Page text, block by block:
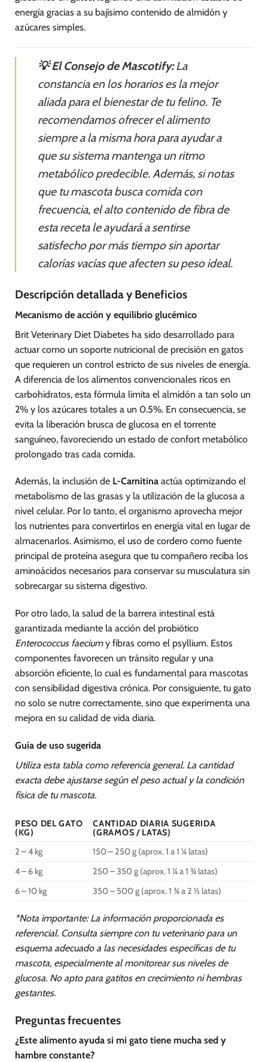
energía gracias a su bajísimo contenido de almidón y
azúcares simples.
💡 El Consejo de Mascotify:La
constancia en los horarios es la mejor
aliada para el bienestar de tu felino. Te
recomendamos ofrecer el alimento
siempre a la misma hora para ayudar a
que su sistema mantenga un ritmo
metabólico predecible. Además, si notas
que tu mascota busca comida con
frecuencia, el alto contenido de fibra de
esta receta le ayudará a sentirse
satisfecho por más tiempo sin aportar
calorías vacías que afecten su peso ideal.
Descripción detallada y Beneficios
Mecanismo de acción y equilibrio glucémico
Brit Veterinary Diet Diabetes ha sido desarrollado para
actuar como un soporte nutricional de precisión en gatos
que requieren un control estricto de sus niveles de energía.
A diferencia de los alimentos convencionales ricos en
carbohidratos, esta fórmula limita el almidón a tan solo un
2% y los azúcares totales a un 0.5%. En consecuencia, se
evita la liberación brusca de glucosa en el torrente
sanguíneo, favoreciendo un estado de confort metabólico
prolongado tras cada comida.
Además, la inclusión de L-Carnitina actúa optimizando el
metabolismo de las grasas y la utilización de la glucosa a
nivel celular. Por lo tanto, el organismo aprovecha mejor
los nutrientes para convertirlos en energía vital en lugar de
almacenarlos. Asimismo, el uso de cordero como fuente
principal de proteína asegura que tu compañero reciba los
aminoácidos necesarios para conservar su musculatura sin
sobrecargar su sistema digestivo.
Por otro lado, la salud de la barrera intestinal está
garantizada mediante la acción del probiótico
Enterococcus faeciumy fibras como el psyllium. Estos
componentes favorecen un tránsito regular y una
absorción eficiente, lo cual es fundamental para mascotas
con sensibilidad digestiva crónica. Por consiguiente, tu gato
no solo se nutre correctamente, sino que experimenta una
mejora en su calidad de vida diaria.
Guía de uso sugerida
Utiliza esta tabla como referencia general. La cantidad
exacta debe ajustarse según el peso actual y la condición
física de tu mascota.
PESO DEL GATO
(KG)
CANTIDAD DIARIA SUGERIDA
(GRAMOS / LATAS)
2 – 4 kg
150 – 250 g (aprox. 1 a 1 ¼ latas)
4 – 6 kg
250 – 350 g (aprox. 1 ¼ a 1 ¾ latas)
6 – 10 kg
350 – 500 g (aprox. 1 ¾ a 2 ½ latas)
*Nota importante: La información proporcionada es
referencial. Consulta siempre con tu veterinario para un
esquema adecuado a las necesidades específicas de tu
mascota, especialmente al monitorear sus niveles de
glucosa. No apto para gatitos en crecimiento ni hembras
gestantes.
Preguntas frecuentes
¿Este alimento ayuda si mi gato tiene mucha sed y
hambre constante?